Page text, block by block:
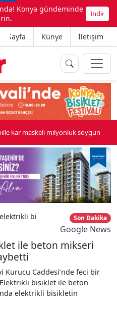
Konya gündeminde
İndir
Sayfa Künye İletişim
kar maskeli milyonluk soygun
bisiklet ile beton mikseri
Son Dakika
Google News
ile beton mikseri
Kurucu Caddesi’nde feci bir
bisiklet ile beton
elektrikli bisikletin